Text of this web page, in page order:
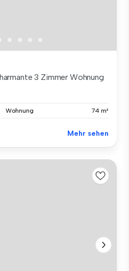
3 Zimmer Wohnung
Wohnung 74 m²
Mehr sehen